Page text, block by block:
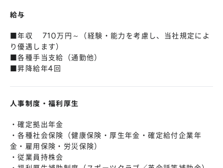
給与
■年収 710万円～（経験・能力を考慮し、当社規定によ
り優遇します）
■各種手当支給（通勤他）
■昇降給年4回
人事制度・福利厚生
・確定拠出年金
・各種社会保険（健康保険・厚生年金・確定給付企業年
金・雇用保険・労災保険）
・従業員持株会